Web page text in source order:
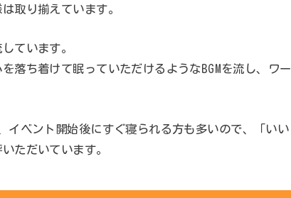
取り揃えています。
ています。
落ち着けて眠っていただけるようなBGMを流し、ワー
イベント開始後にすぐ寝られる方も多いので、「いい
ただいています。